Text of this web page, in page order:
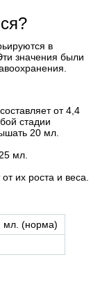
в
значения были
от 4,4
стадии
20 мл.
мл.
их роста и веса.
мл. (норма)